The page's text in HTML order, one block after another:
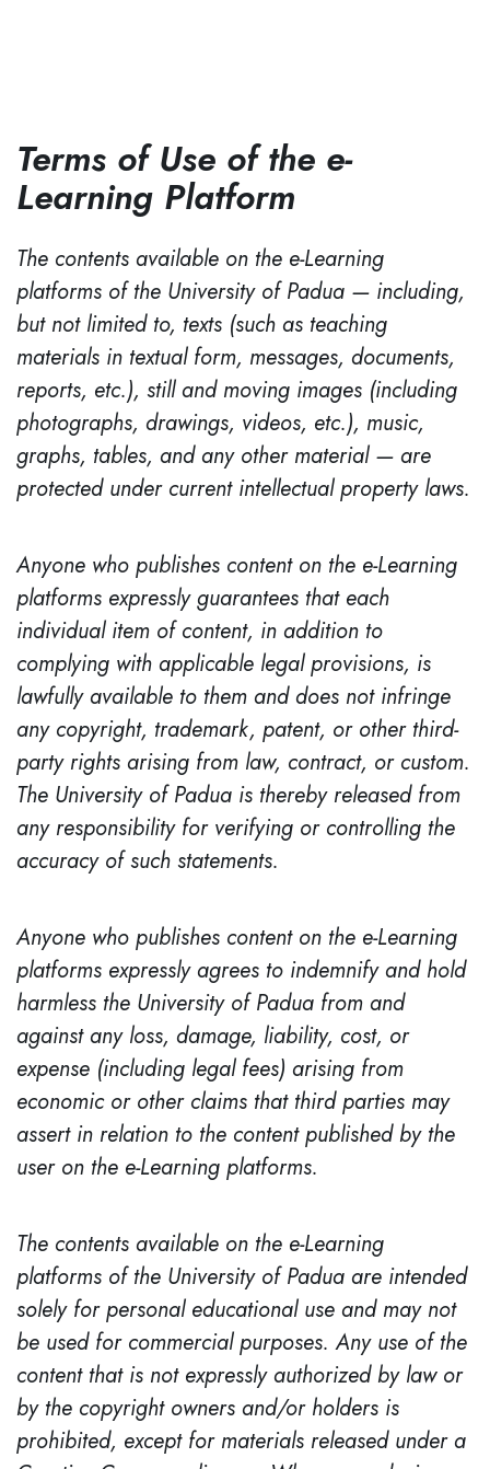
Terms of Use of the e-
Learning Platform
The contents available on the e-Learning
platforms of the University of Padua — including,
but not limited to, texts (such as teaching
materials in textual form, messages, documents,
reports, etc.), still and moving images (including
photographs, drawings, videos, etc.), music,
graphs, tables, and any other material — are
protected under current intellectual property laws.
Anyone who publishes content on the e-Learning
platforms expressly guarantees that each
individual item of content, in addition to
complying with applicable legal provisions, is
lawfully available to them and does not infringe
any copyright, trademark, patent, or other third-
party rights arising from law, contract, or custom.
The University of Padua is thereby released from
any responsibility for verifying or controlling the
accuracy of such statements.
Anyone who publishes content on the e-Learning
platforms expressly agrees to indemnify and hold
harmless the University of Padua from and
against any loss, damage, liability, cost, or
expense (including legal fees) arising from
economic or other claims that third parties may
assert in relation to the content published by the
user on the e-Learning platforms.
The contents available on the e-Learning
platforms of the University of Padua are intended
solely for personal educational use and may not
be used for commercial purposes. Any use of the
content that is not expressly authorized by law or
by the copyright owners and/or holders is
prohibited, except for materials released under a